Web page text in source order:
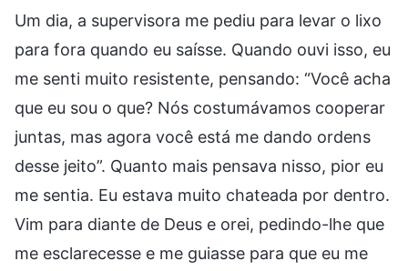
Um dia, a supervisora me pediu para levar o lixo
para fora quando eu saísse. Quando ouvi isso, eu
me senti muito resistente, pensando: “Você acha
que eu sou o que? Nós costumávamos cooperar
juntas, mas agora você está me dando ordens
desse jeito”. Quanto mais pensava nisso, pior eu
me sentia. Eu estava muito chateada por dentro.
Vim para diante de Deus e orei, pedindo-lhe que
me esclarecesse e me guiasse para que eu me